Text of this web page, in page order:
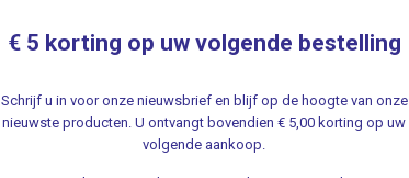
€ 5 korting op uw volgende bestelling
Schrijf u in voor onze nieuwsbrief en blijf op de hoogte van onze
nieuwste producten. U ontvangt bovendien € 5,00 korting op uw
volgende aankoop.